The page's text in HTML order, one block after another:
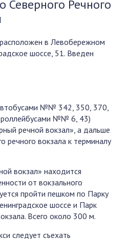
Северного Речного
в Левобережном
шоссе, 51. Введен
№№ 342, 350, 370,
№№ 6, 43)
речной вокзал», а дальше
речного вокзала к терминалу
вокзал» находится
от вокзального
пройти пешком по Парку
шоссе и Парк
Всего около 300 м.
следует съехать